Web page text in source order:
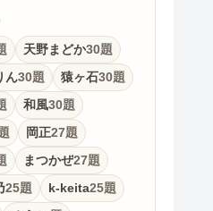
天野まどか30題
ん30題 猿ヶ石30題
和風30題
岡正27題
まつかぜ27題
25題 k-keita25題